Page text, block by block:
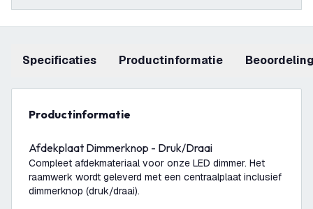
Specificaties productinformatie
productinformatie
Afdekplaat Dimmerknop - Druk/Draai
Compleet afdekmateriaal voor onze LED dimmer. Het
raamwerk wordt geleverd met een centraalplaat inclusief
dimmerknop (druk/draai).